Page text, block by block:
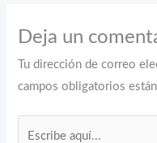
Deja un
Tu dirección de correo
campos obligatorios